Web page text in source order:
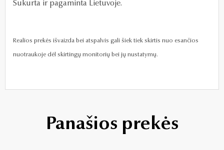
Sukurta ir pagaminta Lietuvoje.
Realios prekės išvaizda bei atspalvis gali šiek tiek skirtis nuo esančios
nuotraukoje dėl skirtingų monitorių bei jų nustatymų.
Panašios prekės